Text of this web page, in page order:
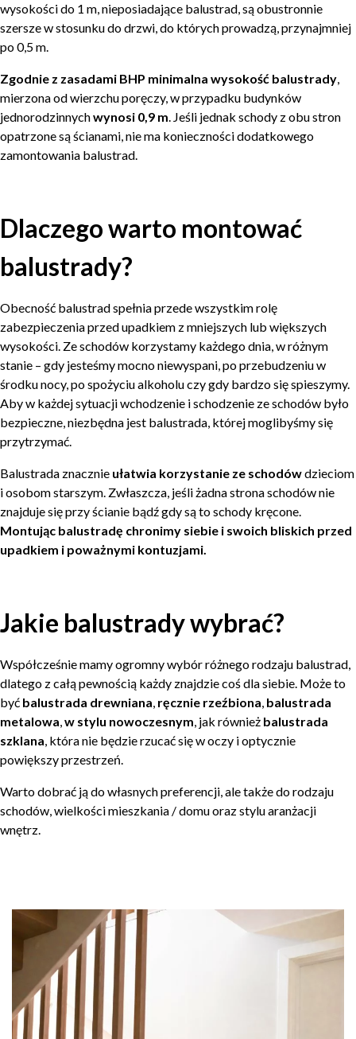
wysokości do 1 m, nieposiadające balustrad, są obustronnie
szersze w stosunku do drzwi, do których prowadzą, przynajmniej
po 0,5 m.
Zgodnie z zasadami BHP minimalna wysokość balustrady,
mierzona od wierzchu poręczy, w przypadku budynków
jednorodzinnychwynosi 0,9 m. Jeśli jednak schody z obu stron
opatrzone są ścianami, nie ma konieczności dodatkowego
zamontowania balustrad.
Dlaczego warto montować
balustrady?
Obecność balustrad spełnia przede wszystkim rolę
zabezpieczenia przed upadkiem z mniejszych lub większych
wysokości. Ze schodów korzystamy każdego dnia, w różnym
stanie – gdy jesteśmy mocno niewyspani, po przebudzeniu w
środku nocy, po spożyciu alkoholu czy gdy bardzo się spieszymy.
Aby w każdej sytuacji wchodzenie i schodzenie ze schodów było
bezpieczne, niezbędna jest balustrada, której moglibyśmy się
przytrzymać.
Balustrada znacznie ułatwia korzystanie ze schodówdzieciom
i osobom starszym. Zwłaszcza, jeśli żadna strona schodów nie
znajduje się przy ścianie bądź gdy są to schody kręcone.
Montując balustradę chronimy siebie i swoich bliskich przed
upadkiem i poważnymi kontuzjami.
Jakie balustrady wybrać?
Współcześnie mamy ogromny wybór różnego rodzaju balustrad,
dlatego z całą pewnością każdy znajdzie coś dla siebie. Może to
być balustrada drewniana, ręcznie rzeźbiona, balustrada
metalowa,w stylu nowoczesnym, jak również balustrada
szklana, która nie będzie rzucać się w oczy i optycznie
powiększy przestrzeń.
Warto dobrać ją do własnych preferencji, ale także do rodzaju
schodów, wielkości mieszkania / domu oraz stylu aranżacji
wnętrz.